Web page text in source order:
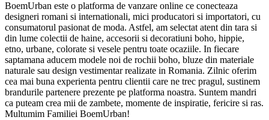
BoemUrban este o platforma de vanzare online ce conecteaza
designeri romani si internationali, mici producatori si importatori, cu
consumatorul pasionat de moda. Astfel, am selectat atent din tara si
din lume colectii de haine, accesorii si decoratiuni boho, hippie,
etno, urbane, colorate si vesele pentru toate ocaziile. In fiecare
saptamana aducem modele noi de rochii boho, bluze din materiale
naturale sau design vestimentar realizate in Romania. Zilnic oferim
cea mai buna experienta pentru clientii care ne trec pragul, sustinem
brandurile partenere prezente pe platforma noastra. Suntem mandri
ca puteam crea mii de zambete, momente de inspiratie, fericire si ras.
Multumim Familiei BoemUrban!